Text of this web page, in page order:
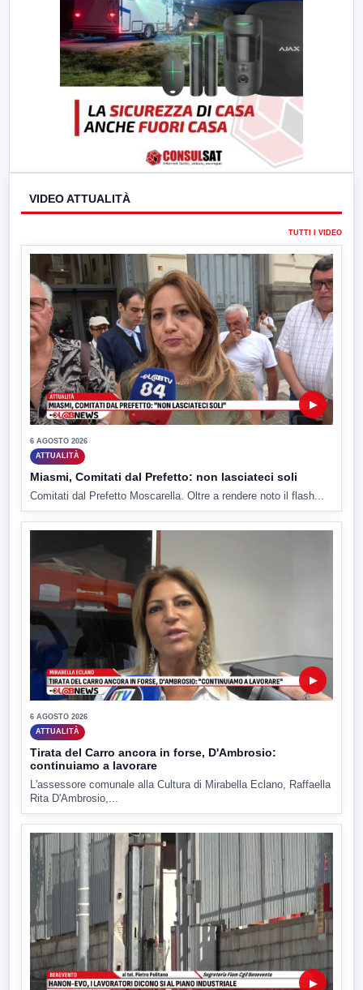
VIDEO ATTUALITÀ
TUTTI I VIDEO
▶
6 AGOSTO 2026
ATTUALITÀ
Miasmi, Comitati dal Prefetto: non lasciateci soli
Comitati dal Prefetto Moscarella. Oltre a rendere noto il flash...
▶
6 AGOSTO 2026
ATTUALITÀ
Tirata del Carro ancora in forse, D'Ambrosio:
continuiamo a lavorare
L'assessore comunale alla Cultura di Mirabella Eclano, Raffaella
Rita D'Ambrosio,...
▶